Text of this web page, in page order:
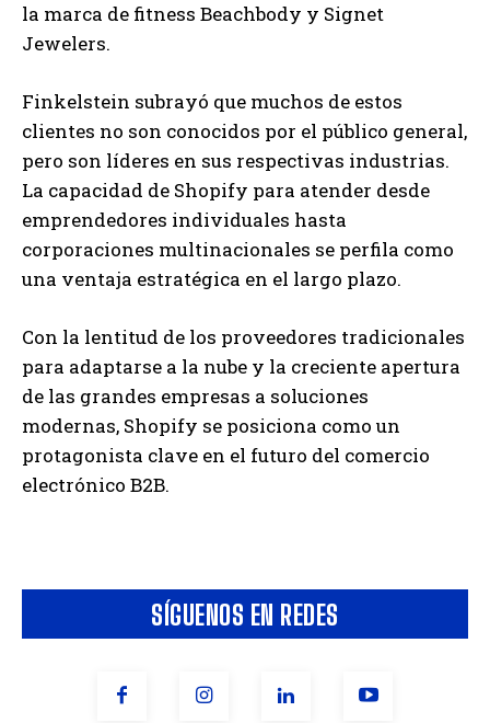
SÍGUENOS EN REDES
la marca de fitness Beachbody y Signet
Jewelers.
Finkelstein subrayó que muchos de estos
clientes no son conocidos por el público general,
pero son líderes en sus respectivas industrias.
La capacidad de Shopify para atender desde
emprendedores individuales hasta
corporaciones multinacionales se perfila como
una ventaja estratégica en el largo plazo.
Con la lentitud de los proveedores tradicionales
para adaptarse a la nube y la creciente apertura
de las grandes empresas a soluciones
modernas, Shopify se posiciona como un
protagonista clave en el futuro del comercio
electrónico B2B.